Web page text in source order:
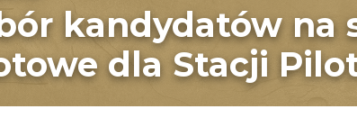
kandydatów na
dla Stacji